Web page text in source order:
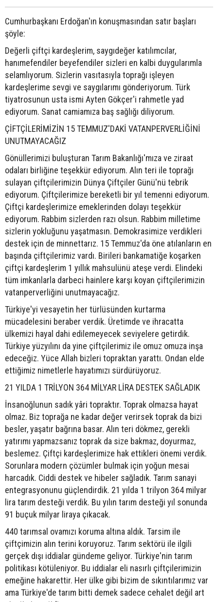
Cumhurbaşkanı Erdoğan'ın konuşmasından satır başları
şöyle:
Değerli çiftçi kardeşlerim, saygıdeğer katılımcılar,
hanımefendiler beyefendiler sizleri en kalbi duygularımla
selamlıyorum. Sizlerin vasıtasıyla toprağı işleyen
kardeşlerime sevgi ve saygılarımı gönderiyorum. Türk
tiyatrosunun usta ismi Ayten Gökçer'i rahmetle yad
ediyorum. Sanat camiamıza baş sağlığı diliyorum.
ÇİFTÇİLERİMİZİN 15 TEMMUZ'DAKİ VATANPERVERLİĞİNİ
UNUTMAYACAĞIZ
Gönüllerimizi buluşturan Tarım Bakanlığı'mıza ve ziraat
odaları birliğine teşekkür ediyorum. Alın teri ile toprağı
sulayan çiftçilerimizin Dünya Çiftçiler Günü'nü tebrik
ediyorum. Çiftçilerimize bereketli bir yıl temenni ediyorum.
Çiftçi kardeşlerimize emeklerinden dolayı teşekkür
ediyorum. Rabbim sizlerden razı olsun. Rabbim milletime
sizlerin yokluğunu yaşatmasın. Demokrasimize verdikleri
destek için de minnettarız. 15 Temmuz'da öne atılanların en
başında çiftçilerimiz vardı. Birileri bankamatiğe koşarken
çiftçi kardeşlerim 1 yıllık mahsulünü ateşe verdi. Elindeki
tüm imkanlarla darbeci hainlere karşı koyan çiftçilerimizin
vatanperverliğini unutmayacağız.
Türkiye'yi vesayetin her türlüsünden kurtarma
mücadelesini beraber verdik. Üretimde ve ihracatta
ülkemizi hayal dahi edilemeyecek seviyelere getirdik.
Türkiye yüzyılını da yine çiftçilerimiz ile omuz omuza inşa
edeceğiz. Yüce Allah bizleri topraktan yarattı. Ondan elde
ettiğimiz nimetlerle hayatımızı sürdürüyoruz.
21 YILDA 1 TRİLYON 364 MİLYAR LİRA DESTEK SAĞLADIK
İnsanoğlunun sadık yâri topraktır. Toprak olmazsa hayat
olmaz. Biz toprağa ne kadar değer verirsek toprak da bizi
besler, yaşatır bağrına basar. Alın teri dökmez, gerekli
yatırımı yapmazsanız toprak da size bakmaz, doyurmaz,
beslemez. Çiftçi kardeşlerimize hak ettikleri önemi verdik.
Sorunlara modern çözümler bulmak için yoğun mesai
harcadık. Ciddi destek ve hibeler sağladık. Tarım sanayi
entegrasyonunu güçlendirdik. 21 yılda 1 trilyon 364 milyar
lira tarım desteği verdik. Bu yılın tarım desteği yıl sonunda
91 buçuk milyar liraya çıkacak.
440 tarımsal ovamızı koruma altına aldık. Tarsim ile
çiftçimizin alın terini koruyoruz. Tarım sektörü ile ilgili
gerçek dışı iddialar gündeme geliyor. Türkiye'nin tarım
politikası kötüleniyor. Bu iddialar eli nasırlı çiftçilerimizin
emeğine hakarettir. Her ülke gibi bizim de sıkıntılarımız var
ama Türkiye'de tarım bitti demek sadece cehalet değil art